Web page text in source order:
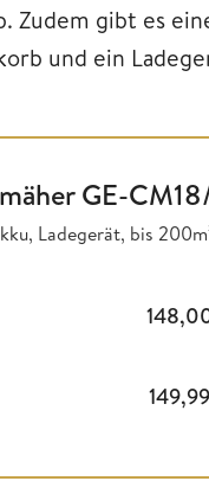
Zudem gibt es
und ein
GE-
Ladegerät, bis